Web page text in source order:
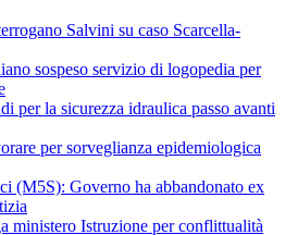
Salvini su caso Scarcella-
sospeso servizio di logopedia per
per la sicurezza idraulica passo avanti
per sorveglianza epidemiologica
(M5S): Governo ha abbandonato ex
ministero Istruzione per conflittualità